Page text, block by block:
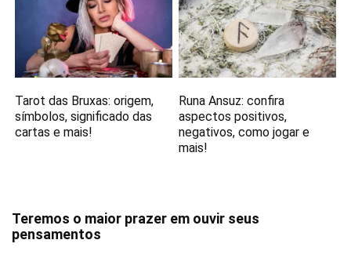
Tarot das Bruxas: origem,
símbolos, significado das
cartas e mais!
Runa Ansuz: confira
aspectos positivos,
negativos, como jogar e
mais!
Teremos o maior prazer em ouvir seus
pensamentos